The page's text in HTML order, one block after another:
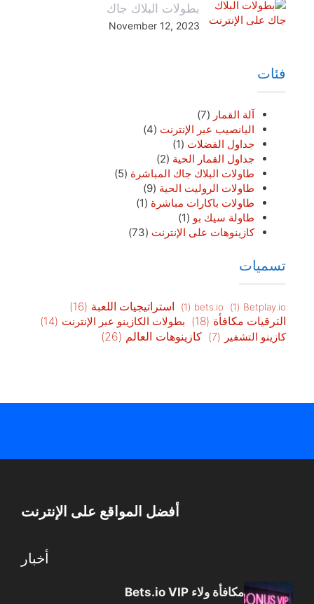
بطولات البلاك جاك
November 12, 2023
فئات
آلة القمار (7)
اليانصيب عبر الإنترنت (4)
جداول الفضلات (1)
جداول القمار الحية (2)
طاولات البلاك جاك المباشرة (5)
طاولات الروليت الحية (9)
طاولات باكارات مباشرة (1)
طاولة سيك بو (1)
كازينوهات على الإنترنت (73)
تسميات
Betplay.io
(1)
bets.io
(1) استراتيجيات اللعبة (16)
الترقيات مكافأة (18) بطولات الكازينو عبر الإنترنت (14)
كازينو التشفير (7) كازينوهات العالم (26)
أفضل المواقع على الإنترنت
أخبار
مكافأة ولاء Bets.io VIP